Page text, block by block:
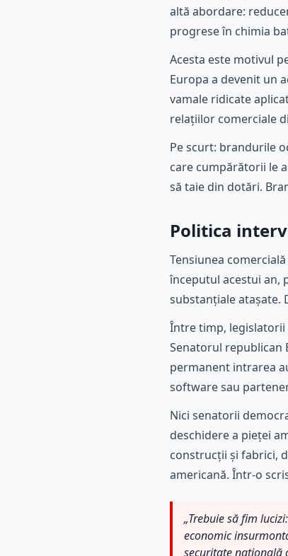
altă abordare:
progrese în chimia
Acesta este motivul
Europa a devenit un
vamale ridicate
relațiilor comerciale
Pe scurt: brandurile
care cumpărătorii le
să taie din dotări.
Politica
Tensiunea
începutul acestui an,
substanțiale atașate.
Între timp, legislatorii
Senatorul republican
permanent intrarea
software sau
Nici senatorii
deschidere a pieței
construcții și fabrici,
americană. Într-o
„Trebuie să fim
economic
securitate națională